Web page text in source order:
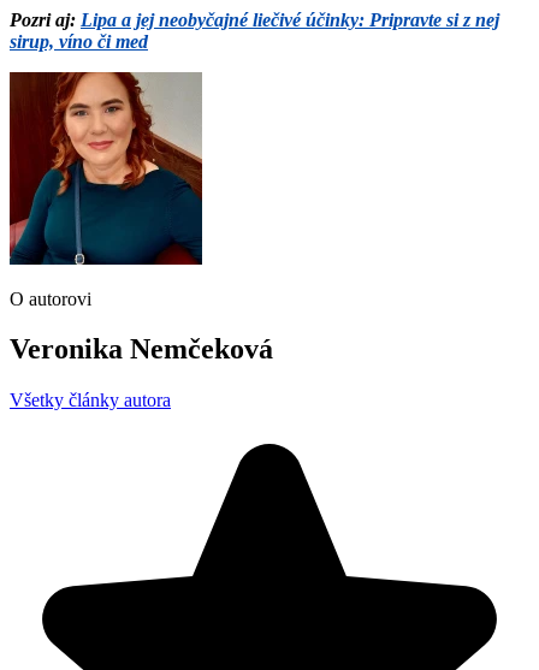
Pozri aj: Lipa a jej neobyčajné liečivé účinky: Pripravte si z nej
sirup, víno či med
O autorovi
Veronika Nemčeková
Všetky články autora